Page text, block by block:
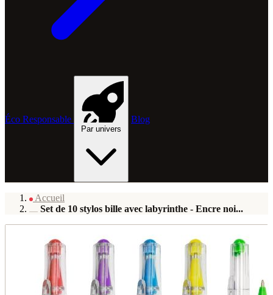
Éco Responsable
Par univers
Blog
Accueil
Set de 10 stylos bille avec labyrinthe - Encre noi...